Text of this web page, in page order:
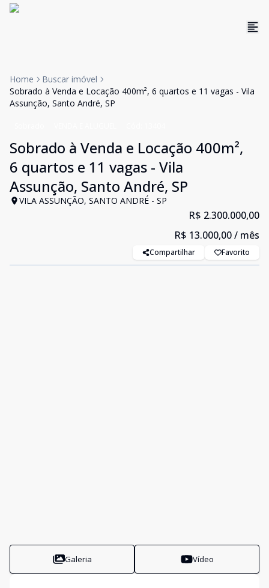
Home
Buscar imóvel
Sobrado à Venda e Locação 400m², 6 quartos e 11 vagas - Vila
Assunção, Santo André, SP
Sobrado à Venda e Locação 400m²,
6 quartos e 11 vagas - Vila
Assunção, Santo André, SP
VILA ASSUNÇÃO, SANTO ANDRÉ - SP
R$ 2.300.000,00
R$ 13.000,00/ mês
Compartilhar Favorito
Galeria Vídeo